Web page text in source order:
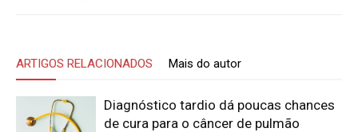
ARTIGOS RELACIONADOS Mais do autor
Diagnóstico tardio dá poucas chances
de cura para o câncer de pulmão